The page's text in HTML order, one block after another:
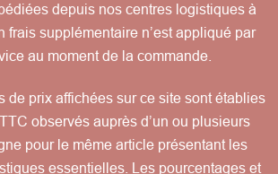
depuis nos centres logistiques à
frais supplémentaire n’est appliqué par
au moment de la commande.
de prix affichées sur ce site sont établies
observés auprès d’un ou plusieurs
pour le même article présentant les
essentielles. Les pourcentages et